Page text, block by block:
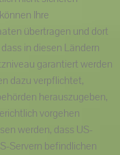
Ihre
übertragen und dort
in diesen Ländern
garantiert werden
dazu verpflichtet,
herauszugeben,
vorgehen
werden, dass US-
Servern befindlichen